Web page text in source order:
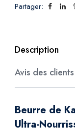
Partager:
Description
Avis des clients
Beurre de
Ultra-